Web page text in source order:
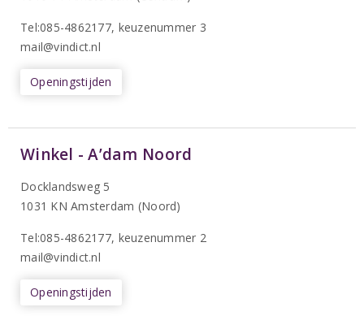
Tel:085-4862177, keuzenummer 3
mail@vindict.nl
Openingstijden
Winkel - A’dam Noord
Docklandsweg 5
1031 KN Amsterdam (Noord)
Tel:085-4862177, keuzenummer 2
mail@vindict.nl
Openingstijden